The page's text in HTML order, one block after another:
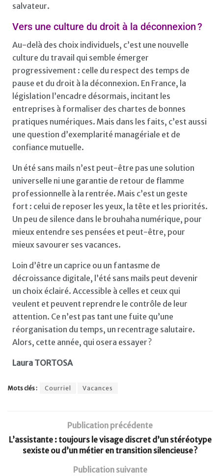
salvateur.
Vers une culture du droit à la déconnexion ?
Au-delà des choix individuels, c’est une nouvelle
culture du travail qui semble émerger
progressivement : celle du respect des temps de
pause et du droit à la déconnexion. En France, la
législation l’encadre désormais, incitant les
entreprises à formaliser des chartes de bonnes
pratiques numériques. Mais dans les faits, c’est aussi
une question d’exemplarité managériale et de
confiance mutuelle.
Un été sans mails n’est peut-être pas une solution
universelle ni une garantie de retour de flamme
professionnelle à la rentrée. Mais c’est un geste
fort : celui de reposer les yeux, la tête et les priorités.
Un peu de silence dans le brouhaha numérique, pour
mieux entendre ses pensées et peut-être, pour
mieux savourer ses vacances.
Loin d’être un caprice ou un fantasme de
décroissance digitale, l’été sans mails peut devenir
un choix éclairé. Accessible à celles et ceux qui
veulent et peuvent reprendre le contrôle de leur
attention. Ce n’est pas tant une fuite qu’une
réorganisation du temps, un recentrage salutaire.
Alors, cette année, qui osera essayer ?
Laura TORTOSA
Mots clés : Courriel Vacances
Publication précédente
L’assistante : toujours le visage discret d’un stéréotype
sexiste ou d’un métier en transition silencieuse ?
Publication suivante